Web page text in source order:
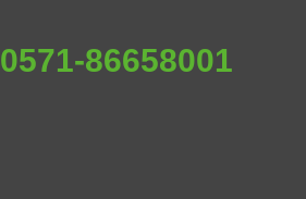
0571-86658001